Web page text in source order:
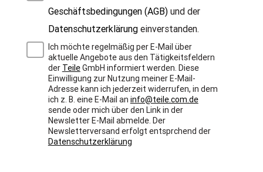
Geschäftsbedingungen (AGB)und der
Datenschutzerklärungeinverstanden.
Ich möchte regelmäßig per E-Mail über
aktuelle Angebote aus den Tätigkeitsfeldern
der TeileGmbH informiert werden. Diese
Einwilligung zur Nutzung meiner E-Mail-
Adresse kann ich jederzeit widerrufen, in dem
ich z. B. eine E-Mail an info@teile.com.de
sende oder mich über den Link in der
Newsletter E-Mail abmelde. Der
Newsletterversand erfolgt entsprchend der
Datenschutzerklärung